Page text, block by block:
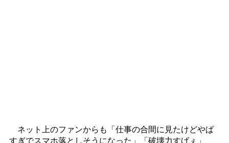
ネット上のファンからも「仕事の合間に見たけどやば
すぎでスマホ落としそうになった」「破壊力すげぇ」